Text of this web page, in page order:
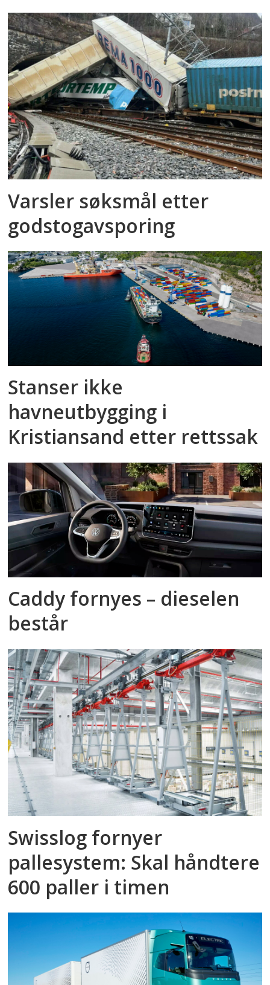
Varsler søksmål etter
godstog­avsporing
Stanser ikke
havneutbygging i
Kristiansand etter rettssak
Caddy fornyes – dieselen
består
Swisslog fornyer
pallesystem: Skal håndtere
600 paller i timen